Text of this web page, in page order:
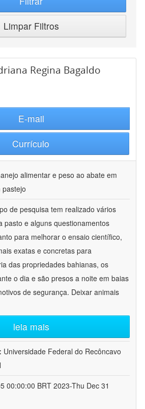
Limpar Filtros
Regina Bagaldo
E-mail
Currículo
alimentar e peso ao abate em
pastejo
de pesquisa tem realizado vários
pasto e alguns questionamentos
para melhorar o ensaio científico,
exatas e concretas para
das propriedades bahianas, os
o dia e são presos a noite em baias
de segurança. Deixar animais
leia mais
Universidade Federal do Recôncavo
00:00:00 BRT 2023-Thu Dec 31